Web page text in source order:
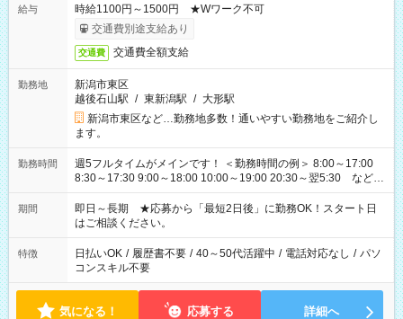
給与
時給1100円～1500円 ★Wワーク不可
交通費別途支給あり
交通費 交通費全額支給
勤務地
新潟市東区
越後石山駅 / 東新潟駅 / 大形駅
新潟市東区など…勤務地多数！通いやすい勤務地をご紹介し
ます。
勤務時間
週5フルタイムがメインです！ ＜勤務時間の例＞ 8:00～17:00
8:30～17:30 9:00～18:00 10:00～19:00 20:30～翌5:30 など ★
その他にも勤務時間多数！ 日勤のみ、残業なし、交替制など
ご希望を教えてください！
期間
即日～長期 ★応募から「最短2日後」に勤務OK！スタート日
はご相談ください。
特徴 日払いOK / 履歴書不要 / 40～50代活躍中 / 電話対応なし / パソ
コンスキル不要
気になる！ 応募する 詳細へ